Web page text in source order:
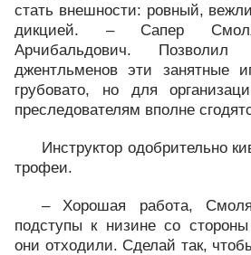
стать внешности: ровный,
дикцией. – Сапер
Арчибальдович.
джентльменов эти занятные
грубовато, но для
преследователям вполне
Инструктор одобрительно
трофеи.
– Хорошая работа,
подступы к низине со
они отходили. Сделай так,